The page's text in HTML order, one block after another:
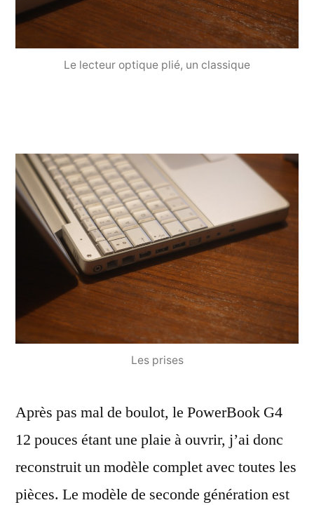
Le lecteur optique plié, un classique
Les prises
Après pas mal de boulot, le PowerBook G4
12 pouces étant une plaie à ouvrir, j’ai donc
reconstruit un modèle complet avec toutes les
pièces. Le modèle de seconde génération est